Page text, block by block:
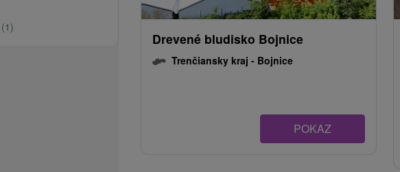
(1)
Drevené bludisko Bojnice
Trenčiansky kraj - Bojnice
POKAZ